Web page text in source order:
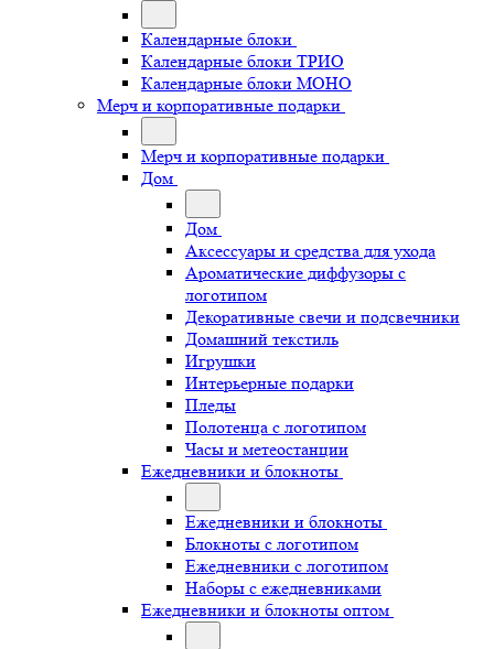
Календарные блоки
Календарные блоки ТРИО
Календарные блоки МОНО
Мерч и корпоративные подарки
Мерч и корпоративные подарки
Дом
Дом
Аксессуары и средства для ухода
Ароматические диффузоры с
логотипом
Декоративные свечи и подсвечники
Домашний текстиль
Игрушки
Интерьерные подарки
Пледы
Полотенца с логотипом
Часы и метеостанции
Ежедневники и блокноты
Ежедневники и блокноты
Блокноты с логотипом
Ежедневники с логотипом
Наборы с ежедневниками
Ежедневники и блокноты оптом